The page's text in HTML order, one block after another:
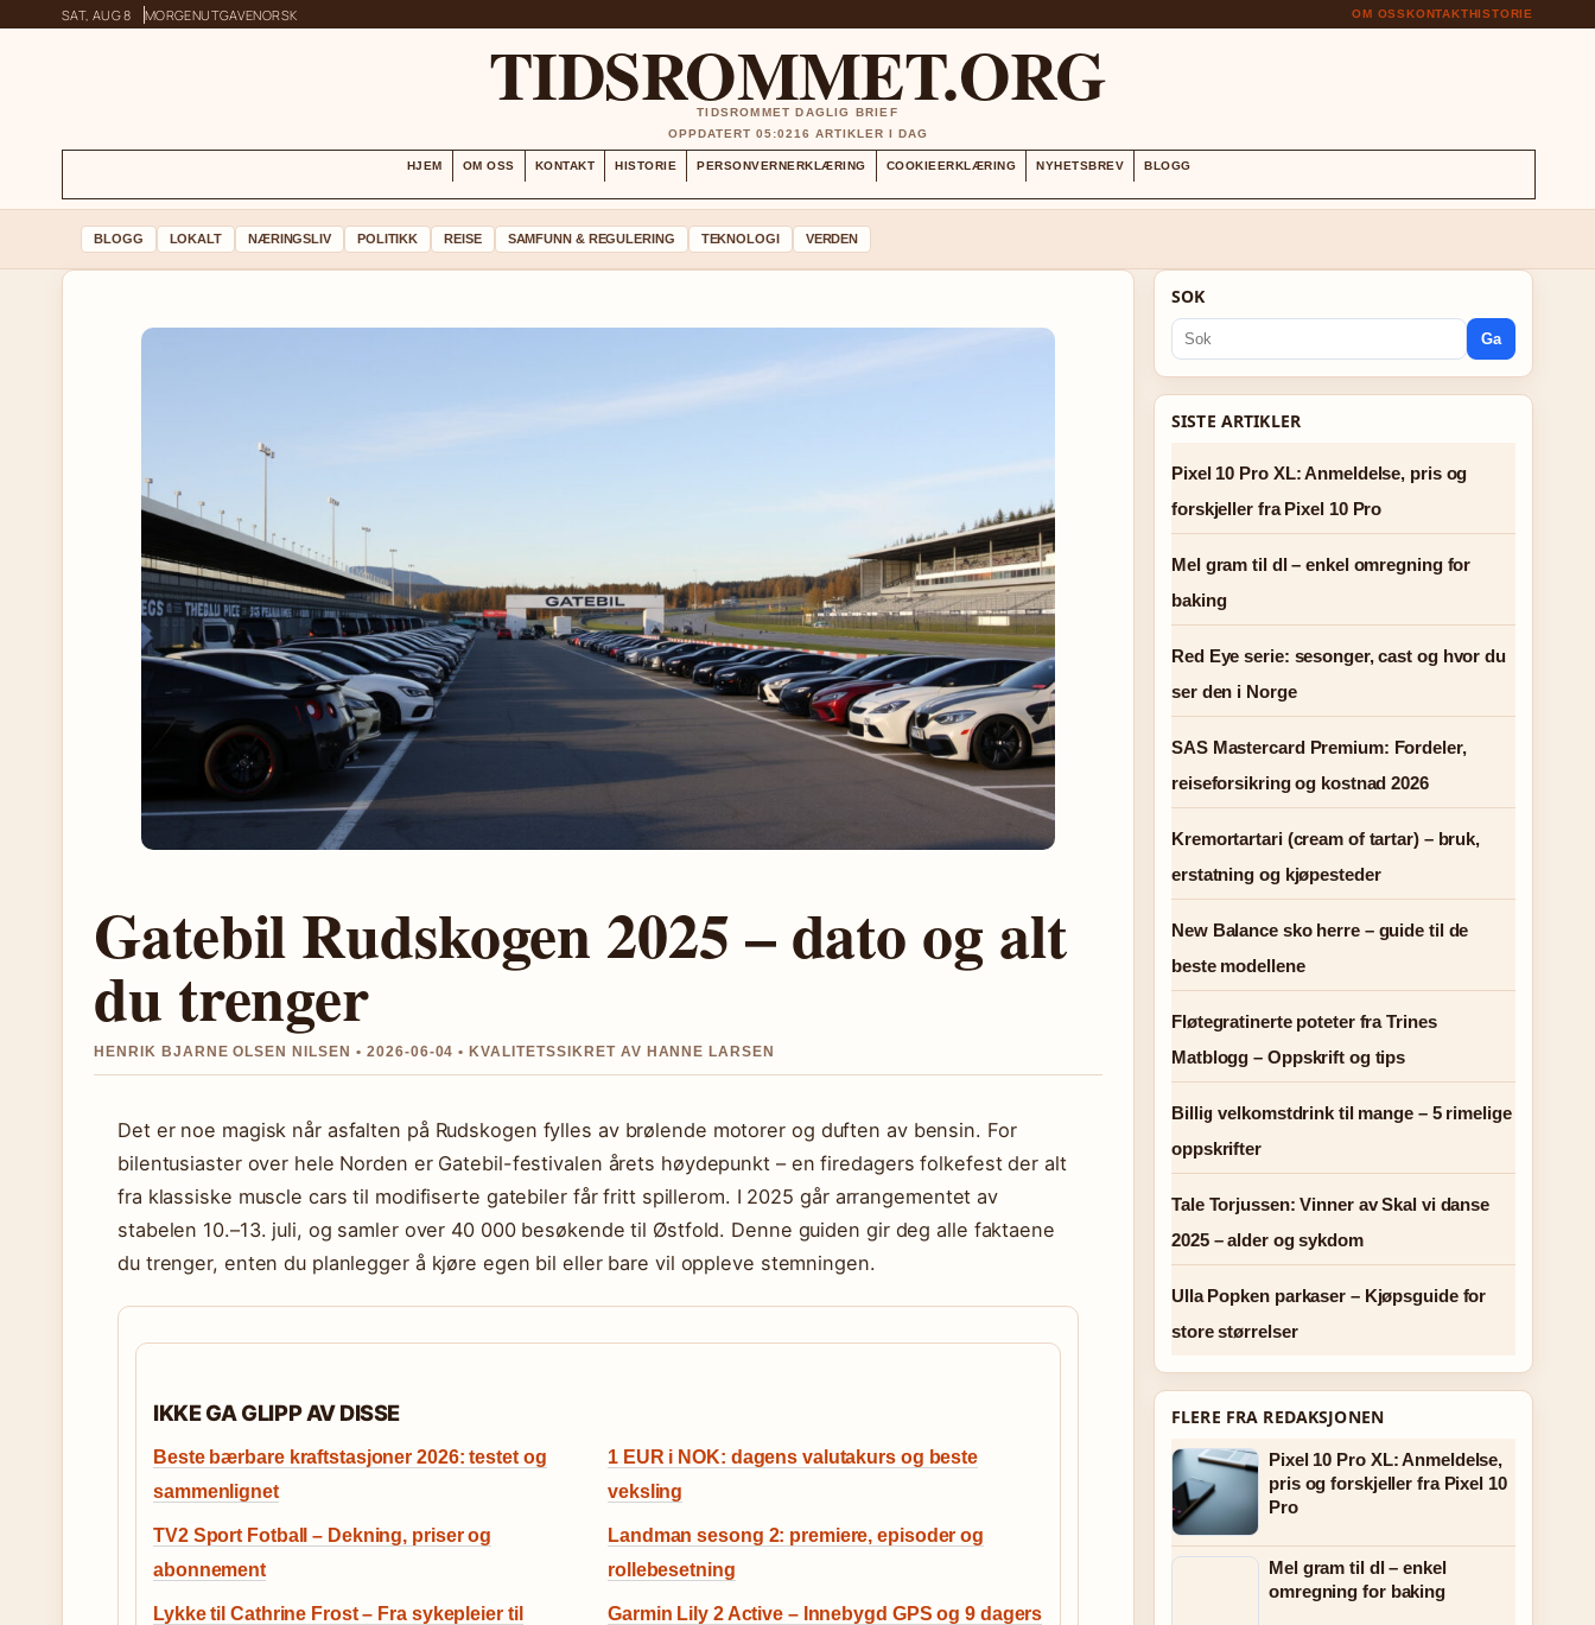
SAT, AUG 8 MORGENUTGAVENORSK OM OSSKONTAKTHISTORIE
TIDSROMMET.ORG
TIDSROMMET DAGLIG BRIEF
OPPDATERT 05:0216 ARTIKLER I DAG
HJEM OM OSS KONTAKT HISTORIE PERSONVERNERKLÆRING COOKIEERKLÆRING NYHETSBREV BLOGG
BLOGG LOKALT NÆRINGSLIV POLITIKK REISE SAMFUNN & REGULERING TEKNOLOGI VERDEN
Gatebil Rudskogen 2025 – dato og alt
du trenger
HENRIK BJARNE OLSEN NILSEN • 2026-06-04 • KVALITETSSIKRET AV HANNE LARSEN
Det er noe magisk når asfalten på Rudskogen fylles av brølende motorer og duften av bensin. For
bilentusiaster over hele Norden er Gatebil-festivalen årets høydepunkt – en firedagers folkefest der alt
fra klassiske muscle cars til modifiserte gatebiler får fritt spillerom. I 2025 går arrangementet av
stabelen 10.–13. juli, og samler over 40 000 besøkende til Østfold. Denne guiden gir deg alle faktaene
du trenger, enten du planlegger å kjøre egen bil eller bare vil oppleve stemningen.
IKKE GA GLIPP AV DISSE
Beste bærbare kraftstasjoner 2026: testet og
sammenlignet
1 EUR i NOK: dagens valutakurs og beste
veksling
TV2 Sport Fotball – Dekning, priser og
abonnement
Landman sesong 2: premiere, episoder og
rollebesetning
Lykke til Cathrine Frost – Fra sykepleier til
Garmin Lily 2 Active – Innebygd GPS og 9 dagers
SOK
Ga
SISTE ARTIKLER
Pixel 10 Pro XL: Anmeldelse, pris og
forskjeller fra Pixel 10 Pro
Mel gram til dl – enkel omregning for
baking
Red Eye serie: sesonger, cast og hvor du
ser den i Norge
SAS Mastercard Premium: Fordeler,
reiseforsikring og kostnad 2026
Kremortartari (cream of tartar) – bruk,
erstatning og kjøpesteder
New Balance sko herre – guide til de
beste modellene
Fløtegratinerte poteter fra Trines
Matblogg – Oppskrift og tips
Billig velkomstdrink til mange – 5 rimelige
oppskrifter
Tale Torjussen: Vinner av Skal vi danse
2025 – alder og sykdom
Ulla Popken parkaser – Kjøpsguide for
store størrelser
FLERE FRA REDAKSJONEN
Pixel 10 Pro XL: Anmeldelse,
pris og forskjeller fra Pixel 10
Pro
Mel gram til dl – enkel
omregning for baking